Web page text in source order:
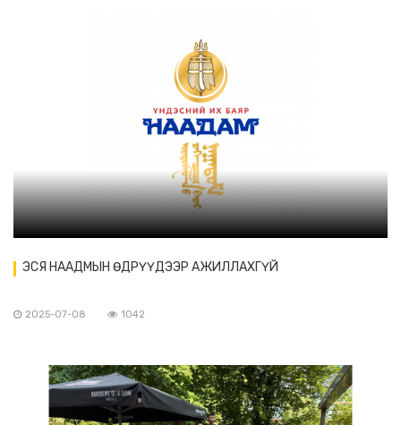
ЭСЯ НААДМЫН ӨДРҮҮДЭЭР АЖИЛЛАХГҮЙ
2025-07-08 1042